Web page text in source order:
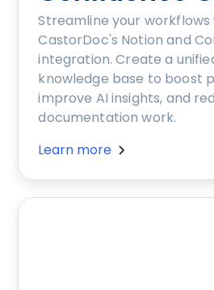
Streamline your workflows
CastorDoc's Notion and
integration. Create a
knowledge base to boost
improve AI insights, and
documentation work.
Learn more